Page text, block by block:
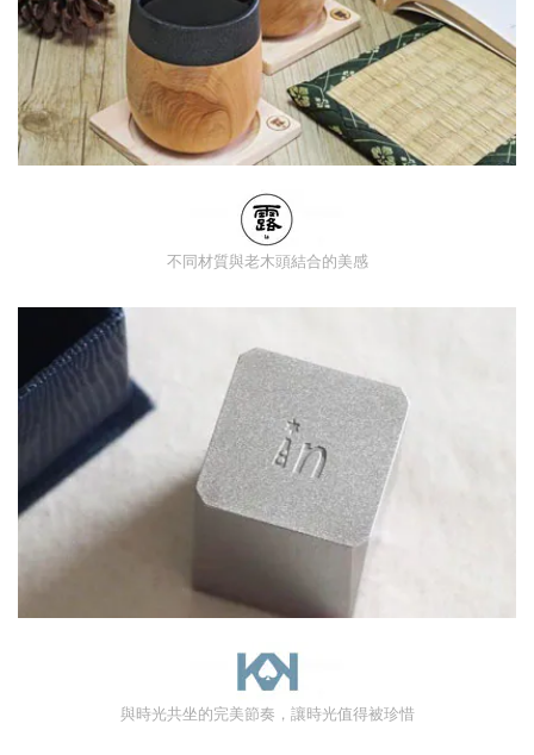
不同材質與老木頭結合的美感
與時光共坐的完美節奏，讓時光值得被珍惜